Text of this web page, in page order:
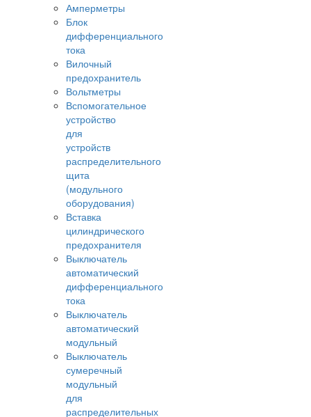
Амперметры
Блок
дифференциального
тока
Вилочный
предохранитель
Вольтметры
Вспомогательное
устройство
для
устройств
распределительного
щита
(модульного
оборудования)
Вставка
цилиндрического
предохранителя
Выключатель
автоматический
дифференциального
тока
Выключатель
автоматический
модульный
Выключатель
сумеречный
модульный
для
распределительных